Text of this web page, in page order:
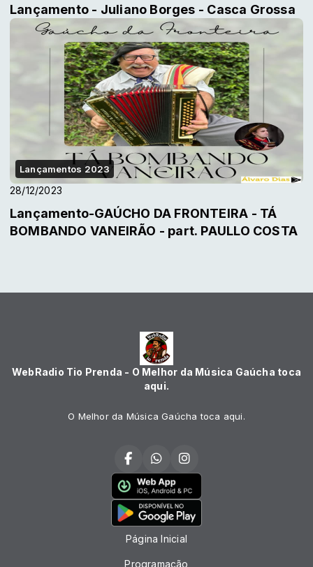
Lançamento - Juliano Borges - Casca Grossa
Lançamentos 2023
28/12/2023
Lançamento-GAÚCHO DA FRONTEIRA - TÁ
BOMBANDO VANEIRÃO - part. PAULLO COSTA
WebRadio Tio Prenda - O Melhor da Música Gaúcha toca
aqui.
O Melhor da Música Gaúcha toca aqui.
Página Inicial
Programação